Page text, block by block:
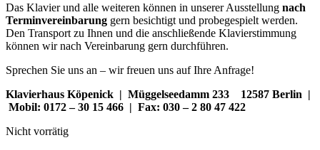
Das Klavier und alle weiteren können in unserer Ausstellung nach
Terminvereinbarung gern besichtigt und probegespielt werden.
Den Transport zu Ihnen und die anschließende Klavierstimmung
können wir nach Vereinbarung gern durchführen.
Sprechen Sie uns an – wir freuen uns auf Ihre Anfrage!
Klavierhaus Köpenick | Müggelseedamm 233 12587 Berlin |
Mobil: 0172 – 30 15 466 | Fax: 030 – 2 80 47 422
Nicht vorrätig